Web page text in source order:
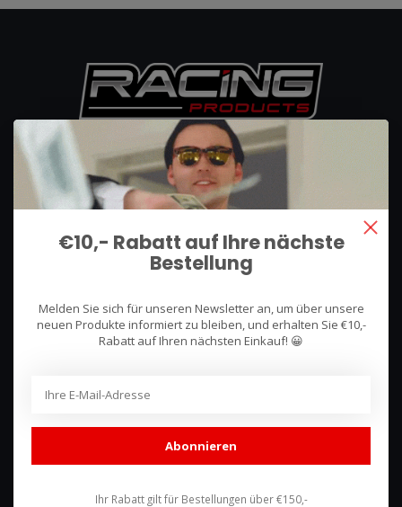
We use what we sell, that's the difference!
Hullerpad 13Q
Lunteren, Nederland
085 744 4602
shop@racing-products.com
Bewertungen
€10,- Rabatt auf Ihre nächste
Bestellung
Melden Sie sich für unseren Newsletter an, um über unsere
neuen Produkte informiert zu bleiben, und erhalten Sie €10,-
Rabatt auf Ihren nächsten Einkauf! 😀
Abonnieren
Ihr Rabatt gilt für Bestellungen über €150,-